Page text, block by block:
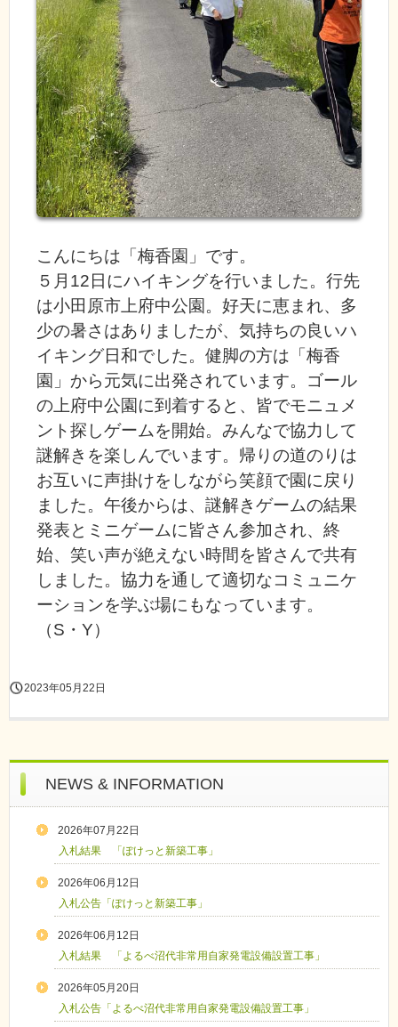
こんにちは「梅香園」です。
５月12日にハイキングを行いました。行先
は小田原市上府中公園。好天に恵まれ、多
少の暑さはありましたが、気持ちの良いハ
イキング日和でした。健脚の方は「梅香
園」から元気に出発されています。ゴール
の上府中公園に到着すると、皆でモニュメ
ント探しゲームを開始。みんなで協力して
謎解きを楽しんでいます。帰りの道のりは
お互いに声掛けをしながら笑顔で園に戻り
ました。午後からは、謎解きゲームの結果
発表とミニゲームに皆さん参加され、終
始、笑い声が絶えない時間を皆さんで共有
しました。協力を通して適切なコミュニケ
ーションを学ぶ場にもなっています。
（S・Y）
2023年05月22日
NEWS & INFORMATION
2026年07月22日
入札結果 「ぽけっと新築工事」
2026年06月12日
入札公告「ぽけっと新築工事」
2026年06月12日
入札結果 「よるべ沼代非常用自家発電設備設置工事」
2026年05月20日
入札公告「よるべ沼代非常用自家発電設備設置工事」